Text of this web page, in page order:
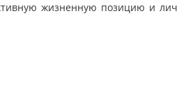
жизненную позицию и